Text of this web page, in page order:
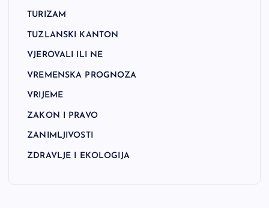
TURIZAM
TUZLANSKI KANTON
VJEROVALI ILI NE
VREMENSKA PROGNOZA
VRIJEME
ZAKON I PRAVO
ZANIMLJIVOSTI
ZDRAVLJE I EKOLOGIJA